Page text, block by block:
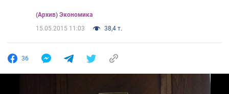
(Архив) Экономика
15.05.2015 11:03
38,4 т.
36